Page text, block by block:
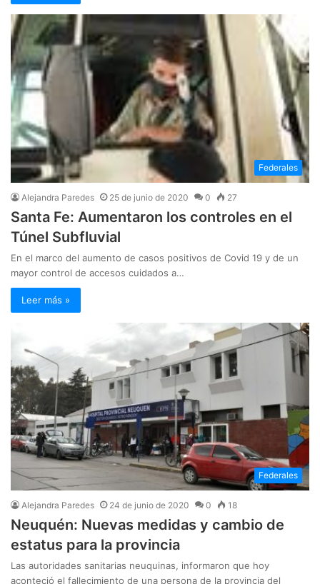
Federales
Alejandra Paredes 25 de junio de 2020 0 27
Santa Fe: Aumentaron los controles en el
Túnel Subfluvial
En el marco del aumento de casos positivos de Covid 19 y de un
mayor control de accesos cuidados a…
Leer más »
Federales
Alejandra Paredes 24 de junio de 2020 0 18
Neuquén: Nuevas medidas y cambio de
estatus para la provincia
Las autoridades sanitarias neuquinas, informaron que hoy
aconteció el fallecimiento de una persona de la provincia del